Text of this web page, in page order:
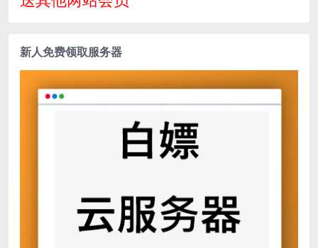
新人免费领取服务器